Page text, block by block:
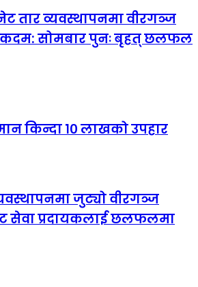
तार व्यवस्थापनमा वीरगञ्ज
सोमबार पुनः बृहत् छलफल
किन्दा १० लाखको उपहार
जुट्यो वीरगञ्ज
सेवा प्रदायकलाई छलफलमा